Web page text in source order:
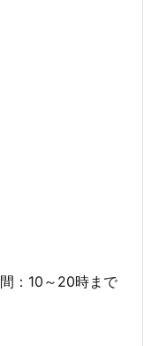
：10～20時まで